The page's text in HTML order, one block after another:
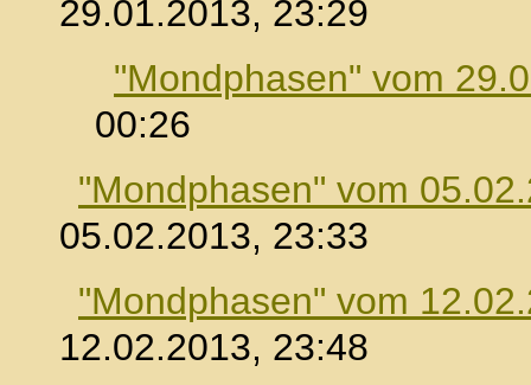
29.01.2013, 23:29
"Mondphasen" vom
00:26
"Mondphasen" vom
05.02.2013, 23:33
"Mondphasen" vom
12.02.2013, 23:48